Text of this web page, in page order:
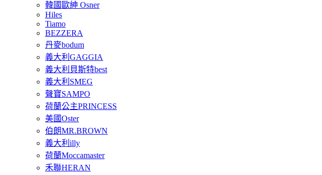
韓國歐紳 Osner
Hiles
Tiamo
BEZZERA
丹麥bodum
義大利GAGGIA
義大利貝斯特best
義大利SMEG
聲寶SAMPO
荷蘭公主PRINCESS
美國Oster
伯朗MR.BROWN
義大利illy
荷蘭Moccamaster
禾聯HERAN